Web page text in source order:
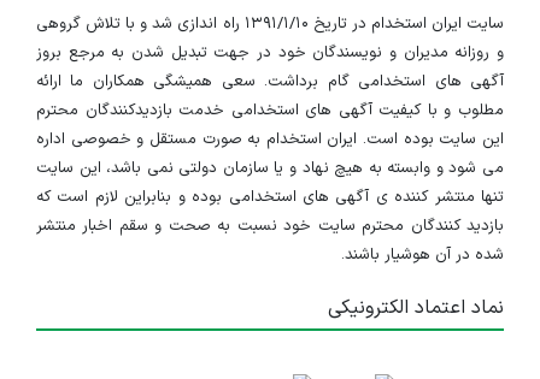
سایت ایران استخدام در تاریخ ۱۳۹۱/۱/۱۰ راه اندازی شد و با تلاش گروهی
و روزانه مدیران و نویسندگان خود در جهت تبدیل شدن به مرجع بروز
آگهی های استخدامی گام برداشت. سعی همیشگی همکاران ما ارائه
مطلوب و با کیفیت آگهی های استخدامی خدمت بازدیدکنندگان محترم
این سایت بوده است. ایران استخدام به صورت مستقل و خصوصی اداره
می شود و وابسته به هیچ نهاد و یا سازمان دولتی نمی باشد، این سایت
تنها منتشر کننده ی آگهی های استخدامی بوده و بنابراین لازم است که
بازدید کنندگان محترم سایت خود نسبت به صحت و سقم اخبار منتشر
شده در آن هوشیار باشند.
نماد اعتماد الکترونیکی